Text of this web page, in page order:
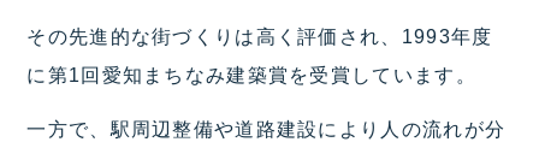
その先進的な街づくりは高く評価され、1993年度
に第1回愛知まちなみ建築賞を受賞しています。
一方で、駅周辺整備や道路建設により人の流れが分